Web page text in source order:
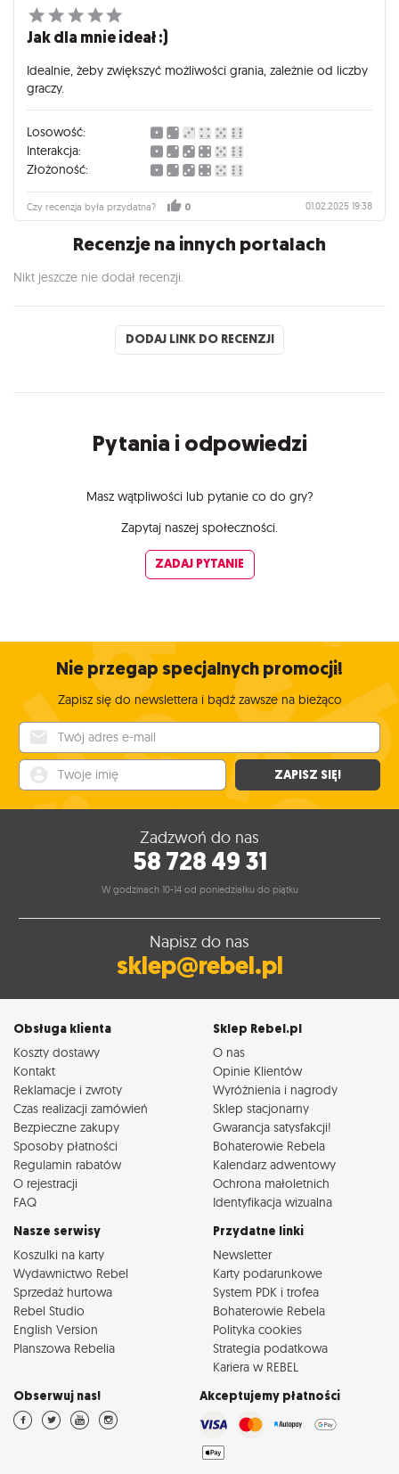
Jak dla mnie ideał :)
Idealnie, żeby zwiększyć możliwości grania, zależnie od liczby
graczy.
Losowość:
Interakcja:
Złożoność:
Czy recenzja była przydatna? 0 01.02.2025 19:38
Recenzje na innych portalach
Nikt jeszcze nie dodał recenzji.
DODAJ LINK DO RECENZJI
Pytania i odpowiedzi
Masz wątpliwości lub pytanie co do gry?
Zapytaj naszej społeczności.
ZADAJ PYTANIE
Nie przegap specjalnych promocji!
Zapisz się do newslettera i bądź zawsze na bieżąco
ZAPISZ SIĘ!
Zadzwoń do nas
58 728 49 31
W godzinach 10-14 od poniedziałku do piątku
Napisz do nas
sklep@rebel.pl
Obsługa klienta
Koszty dostawy
Kontakt
Reklamacje i zwroty
Czas realizacji zamówień
Bezpieczne zakupy
Sposoby płatności
Regulamin rabatów
O rejestracji
FAQ
Sklep Rebel.pl
O nas
Opinie Klientów
Wyróżnienia i nagrody
Sklep stacjonarny
Gwarancja satysfakcji!
Bohaterowie Rebela
Kalendarz adwentowy
Ochrona małoletnich
Identyfikacja wizualna
Nasze serwisy
Koszulki na karty
Wydawnictwo Rebel
Sprzedaż hurtowa
Rebel Studio
English Version
Planszowa Rebelia
Przydatne linki
Newsletter
Karty podarunkowe
System PDK i trofea
Bohaterowie Rebela
Polityka cookies
Strategia podatkowa
Kariera w REBEL
Obserwuj nas! Akceptujemy płatności